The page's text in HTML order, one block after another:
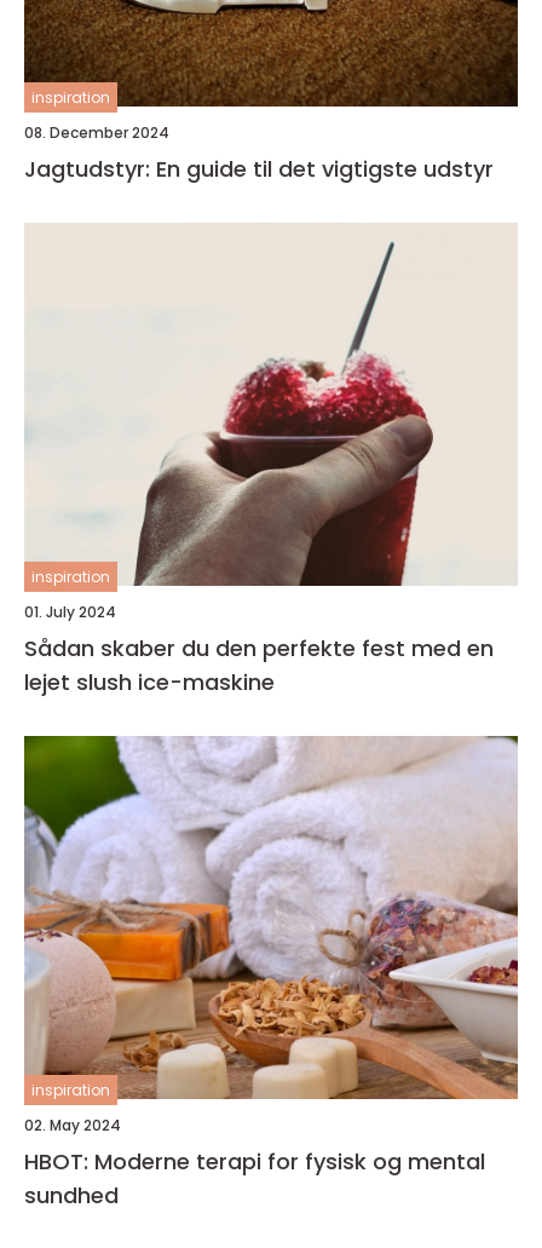
inspiration
08. December 2024
Jagtudstyr: En guide til det vigtigste udstyr
inspiration
01. July 2024
Sådan skaber du den perfekte fest med en
lejet slush ice-maskine
inspiration
02. May 2024
HBOT: Moderne terapi for fysisk og mental
sundhed